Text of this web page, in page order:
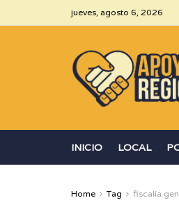
jueves, agosto 6, 2026
INICIO LOCAL
Home Tag fiscalía